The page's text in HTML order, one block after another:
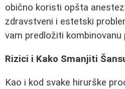
obično koristi opšta
zdravstveni i estetski
vam predložiti kombinovanu
Rizici i Kako Smanjiti
Kao i kod svake hirurške